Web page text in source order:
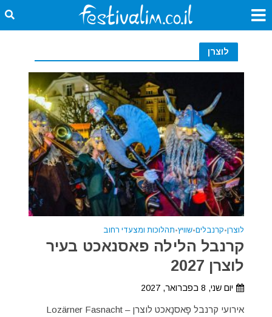
לוצרן
לוצרן•קרנבלים•שוויץ•תהלוכות ומצעדי רחוב
קרנבל הלילה פאסנאכט בעיר
לוצרן 2027
יום שני, 8 בפברואר, 2027
אירועי קרנבל פָאסנָאכט לוצרן – Lozärner Fasnacht